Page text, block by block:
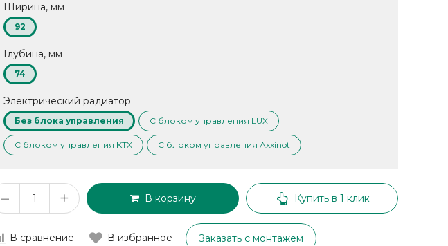
Ширина, мм
92
Глубина, мм
74
Электрический радиатор
Без блока управления С блоком управления LUX
С блоком управления KTX С блоком управления Axxinot
– + В корзину Купить в 1 клик
В сравнение В избранное Заказать с монтажем